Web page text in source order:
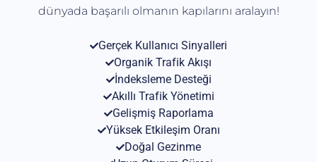
dünyada başarılı olmanın kapılarını aralayın!
Gerçek Kullanıcı Sinyalleri
Organik Trafik Akışı
İndeksleme Desteği
Akıllı Trafik Yönetimi
Gelişmiş Raporlama
Yüksek Etkileşim Oranı
Doğal Gezinme